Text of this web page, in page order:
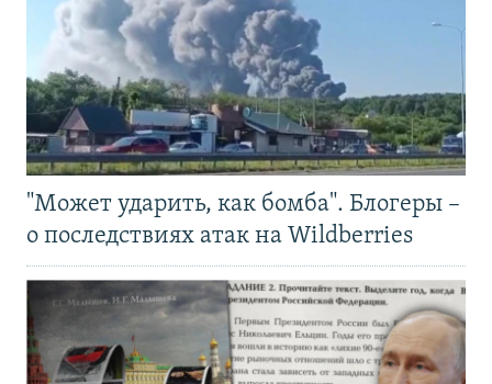
"Может ударить, как бомба". Блогеры –
о последствиях атак на Wildberries